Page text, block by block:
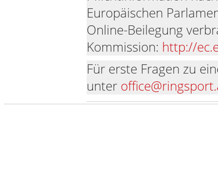
Europäischen
Online-Beilegung
Kommission: http://
Für erste Fragen zu
unter